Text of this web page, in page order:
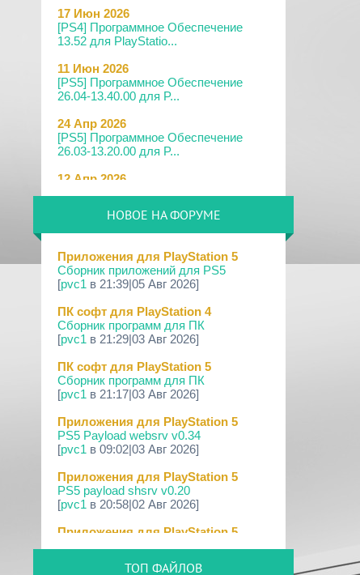
17 Июн 2026
[PS4] Программное Обеспечение
13.52 для PlayStatio...
11 Июн 2026
[PS5] Программное Обеспечение
26.04-13.40.00 для P...
24 Апр 2026
[PS5] Программное Обеспечение
26.03-13.20.00 для P...
12 Апр 2026
09 Апр 2026
29 Мар 2026
[PS3] PS3HEN v3.5.0
19 Мар 2026
[PS Portal] Программное
Обеспечение 7.0.0 для PS P...
18 Мар 2026
[PS3] Программное Обеспечение 4.93
для PlayStation...
17 Мар 2026
[PS4] Программное Обеспечение
13.50 для PlayStatio...
17 Мар 2026
[PS5] Программное Обеспечение
26.02-13.00.00 для P...
19 Фев 2026
[PS3] PS3HEN v3.4.1
НОВОЕ НА ФОРУМЕ
Приложения для PlayStation 5
Сборник приложений для PS5
[pvc1 в 21:39|05 Авг 2026]
ПК софт для PlayStation 4
Сборник программ для ПК
[pvc1 в 21:29|03 Авг 2026]
ПК софт для PlayStation 5
Сборник программ для ПК
[pvc1 в 21:17|03 Авг 2026]
Приложения для PlayStation 5
PS5 Payload websrv v0.34
[pvc1 в 09:02|03 Авг 2026]
Приложения для PlayStation 5
PS5 payload shsrv v0.20
[pvc1 в 20:58|02 Авг 2026]
Приложения для PlayStation 5
в 20:57|02 Авг 2026]
ТОП ФАЙЛОВ